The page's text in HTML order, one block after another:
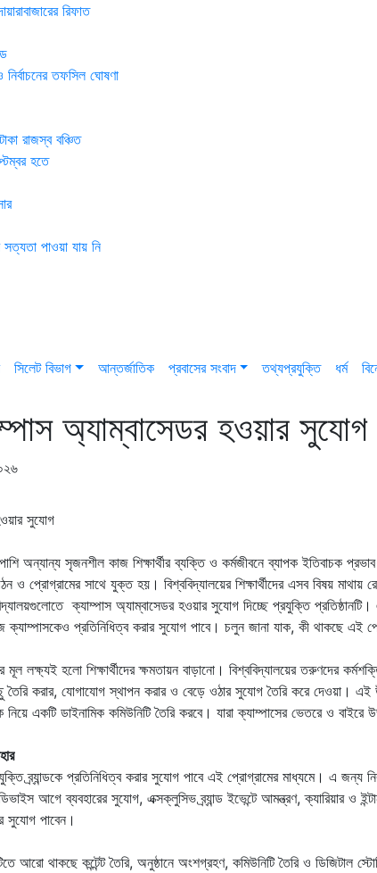
রিফাত
তফসিল ঘোষণা
রাজস্ব বঞ্চিত
হতে
পাওয়া যায় নি
সিলেট বিভাগ আন্তর্জাতিক প্রবাসের সংবাদ তথ্যপ্রযুক্তি ধর্ম
অ্যাম্বাসেডর হওয়ার সুযোগ
অন্যান্য সৃজনশীল কাজ শিক্ষার্থীর ব্যক্তি ও কর্মজীবনে ব্যাপক ইতিবাচক
ও প্রোগ্রামের সাথে যুক্ত হয়। বিশ্ববিদ্যালয়ের শিক্ষার্থীদের এসব বিষয়
ক্যাম্পাস অ্যাম্বাসেডর হওয়ার সুযোগ দিচ্ছে প্রযুক্তি প্রতিষ্ঠানটি।
ক্যাম্পাসকেও প্রতিনিধিত্ব করার সুযোগ পাবে। চলুন জানা যাক, কী থাকছে এই
লক্ষ্যই হলো শিক্ষার্থীদের ক্ষমতায়ন বাড়ানো। বিশ্ববিদ্যালয়ের তরুণদের
করার, যোগাযোগ স্থাপন করার ও বেড়ে ওঠার সুযোগ তৈরি করে দেওয়া। এই
নিয়ে একটি ডাইনামিক কমিউনিটি তৈরি করবে। যারা ক্যাম্পাসের ভেতরে ও
ব্র্যান্ডকে প্রতিনিধিত্ব করার সুযোগ পাবে এই প্রোগ্রামের মাধ্যমে। এ জন্য
আগে ব্যবহারের সুযোগ, এক্সক্লুসিভ ব্র্যান্ড ইভেন্টে আমন্ত্রণ, ক্যারিয়ার ও
সুযোগ পাবেন।
থাকছে কন্টেন্ট তৈরি, অনুষ্ঠানে অংশগ্রহণ, কমিউনিটি তৈরি ও ডিজিটাল